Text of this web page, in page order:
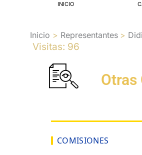
INICIO
Inicio Representantes
Visitas: 96
COMISIONES